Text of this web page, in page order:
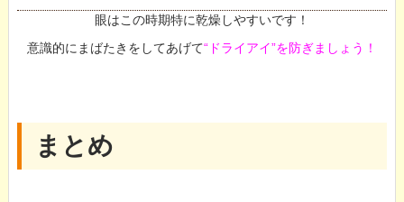
眼はこの時期特に乾燥しやすいです！
意識的にまばたきをしてあげて“ドライアイ”を防ぎましょう！
まとめ